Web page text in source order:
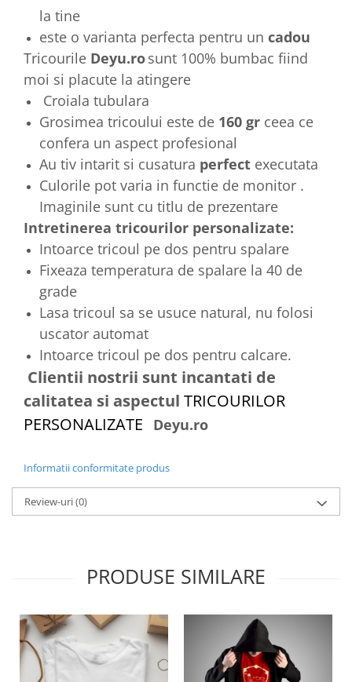
la tine
este o varianta perfecta pentru un cadou
Tricourile Deyu.rosunt 100% bumbac fiind
moi si placute la atingere
Croiala tubulara
Grosimea tricoului este de 160 gr ceea ce
confera un aspect profesional
Au tiv intarit si cusatura perfect executata
Culorile pot varia in functie de monitor .
Imaginile sunt cu titlu de prezentare
Intretinerea tricourilor personalizate:
Intoarce tricoul pe dos pentru spalare
Fixeaza temperatura de spalare la 40 de
grade
Lasa tricoul sa se usuce natural, nu folosi
uscator automat
Intoarce tricoul pe dos pentru calcare.
Clientii nostrii sunt incantati de
calitatea si aspectul TRICOURILOR
PERSONALIZATE
Deyu.ro
Informatii conformitate produs
Review-uri(0)
PRODUSE SIMILARE